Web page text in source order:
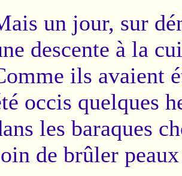
un jour, sur
descente à la
ils avaient
occis quelques
les baraques
de brûler